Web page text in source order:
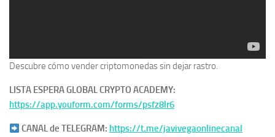
Descubre cómo vender criptomonedas sin dejar rastro.
LISTA ESPERA GLOBAL CRYPTO ACADEMY:
https://app.youform.com/forms/psfz8lr6
CANAL de TELEGRAM: https://t.me/javivegaonlinecanal